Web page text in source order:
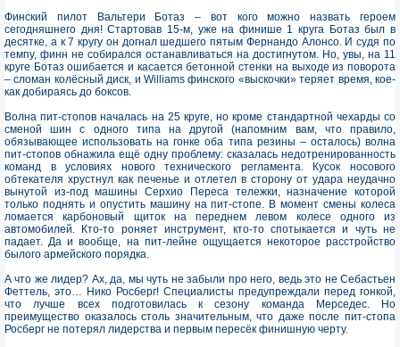
Финский пилот Вальтери Ботаз – вот кого можно назвать героем
сегодняшнего дня! Стартовав 15-м, уже на финише 1 круга Ботаз был в
десятке, а к 7 кругу он догнал шедшего пятым Фернандо Алонсо. И судя по
темпу, финн не собирался останавливаться на достигнутом. Но, увы, на 11
круге Ботаз ошибается и касается бетонной стенки на выходе из поворота
– сломан колёсный диск, и Williams финского «выскочки» теряет время, кое-
как добираясь до боксов.
Волна пит-стопов началась на 25 круге, но кроме стандартной чехарды со
сменой шин с одного типа на другой (напомним вам, что правило,
обязывающее использовать на гонке оба типа резины – осталось) волна
пит-стопов обнажила ещё одну проблему: сказалась недотренированность
команд в условиях нового технического регламента. Кусок носового
обтекателя хрустнул как печенье и отлетел в сторону от удара неудачно
вынутой из-под машины Серхио Переса тележки, назначение которой
только поднять и опустить машину на пит-стопе. В момент смены колеса
ломается карбоновый щиток на переднем левом колесе одного из
автомобилей. Кто-то роняет инструмент, кто-то спотыкается и чуть не
падает. Да и вообще, на пит-лейне ощущается некоторое расстройство
былого армейского порядка.
А что же лидер? Ах, да, мы чуть не забыли про него, ведь это не Себастьен
Феттель, это… Нико Росберг! Специалисты предупреждали перед гонкой,
что лучше всех подготовилась к сезону команда Мерседес. Но
преимущество оказалось столь значительным, что даже после пит-стопа
Росберг не потерял лидерства и первым пересёк финишную черту.